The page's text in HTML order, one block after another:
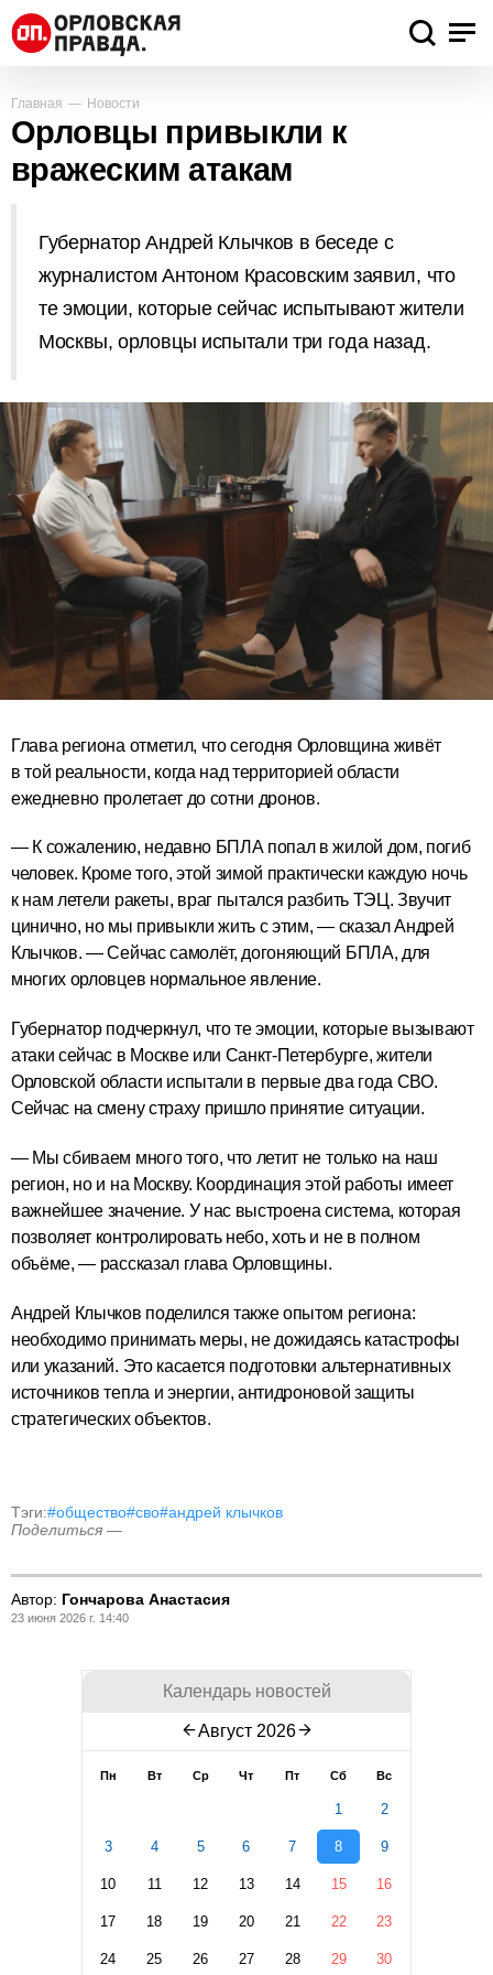
Главная Новости
Орловцы привыкли к
вражеским атакам
Губернатор Андрей Клычков в беседе с
журналистом Антоном Красовским заявил, что
те эмоции, которые сейчас испытывают жители
Москвы, орловцы испытали три года назад.
Глава региона отметил, что сегодня Орловщина живёт
в той реальности, когда над территорией области
ежедневно пролетает до сотни дронов.
— К сожалению, недавно БПЛА попал в жилой дом, погиб
человек. Кроме того, этой зимой практически каждую ночь
к нам летели ракеты, враг пытался разбить ТЭЦ. Звучит
цинично, но мы привыкли жить с этим, — сказал Андрей
Клычков. — Сейчас самолёт, догоняющий БПЛА, для
многих орловцев нормальное явление.
Губернатор подчеркнул, что те эмоции, которые вызывают
атаки сейчас в Москве или Санкт-Петербурге, жители
Орловской области испытали в первые два года СВО.
Сейчас на смену страху пришло принятие ситуации.
— Мы сбиваем много того, что летит не только на наш
регион, но и на Москву. Координация этой работы имеет
важнейшее значение. У нас выстроена система, которая
позволяет контролировать небо, хоть и не в полном
объёме, — рассказал глава Орловщины.
Андрей Клычков поделился также опытом региона:
необходимо принимать меры, не дожидаясь катастрофы
или указаний. Это касается подготовки альтернативных
источников тепла и энергии, антидроновой защиты
стратегических объектов.
Тэги:#общество#сво#андрей клычков
Поделиться —
Автор: Гончарова Анастасия
23 июня 2026 г. 14:40
Календарь новостей
Август 2026
Пн Вт Ср Чт Пт Сб Вс
1 2
3 4 5 6 7 8 9
10 11 12 13 14 15 16
17 18 19 20 21 22 23
24 25 26 27 28 29 30